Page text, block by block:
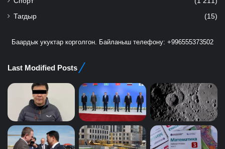
Тагдыр (15)
Баардык укуктар корголгон. Байланыш телефону: +996555373502
Last Modified Posts